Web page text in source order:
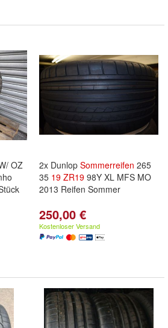
OZ
2x Dunlop Sommerreifen 265
35 19 ZR19 98Y XL MFS MO
2013 Reifen Sommer
250,00 €
Kostenloser Versand